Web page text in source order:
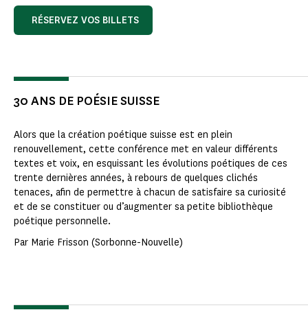
RÉSERVEZ VOS BILLETS
30 ANS DE POÉSIE SUISSE
Alors que la création poétique suisse est en plein
renouvellement, cette conférence met en valeur différents
textes et voix, en esquissant les évolutions poétiques de ces
trente dernières années, à rebours de quelques clichés
tenaces, afin de permettre à chacun de satisfaire sa curiosité
et de se constituer ou d’augmenter sa petite bibliothèque
poétique personnelle.
Par Marie Frisson (Sorbonne-Nouvelle)